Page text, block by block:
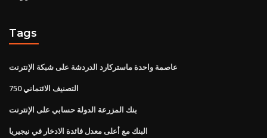
Tags
عاصمة واحدة ماستركارد الدردشة على شبكة الإنترنت
التصنيف الائتماني 750
بنك المزرعة الدولة حسابي على الإنترنت
البنك مع أعلى معدل فائدة الادخار في نيجيريا